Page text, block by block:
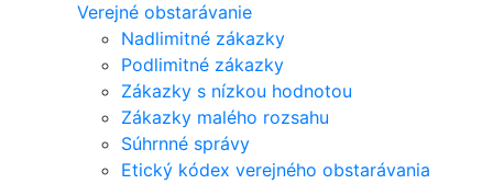
Verejné obstarávanie
Nadlimitné zákazky
Podlimitné zákazky
Zákazky s nízkou hodnotou
Zákazky malého rozsahu
Súhrnné správy
Etický kódex verejného obstarávania